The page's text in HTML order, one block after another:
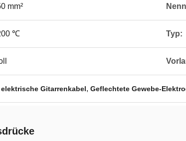
mm²
℃ Typ:
elektrische Gitarrenkabel, Geflechtete Gewebe-